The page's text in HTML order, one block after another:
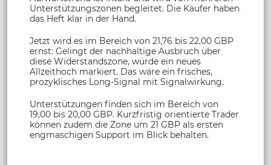
Unterstützungszonen begleitet. Die Käufer haben
das Heft klar in der Hand.
Jetzt wird es im Bereich von 21,76 bis 22,00 GBP
ernst: Gelingt der nachhaltige Ausbruch über
diese Widerstandszone, würde ein neues
Allzeithoch markiert. Das wäre ein frisches,
prozyklisches Long-Signal mit Signalwirkung.
Unterstützungen finden sich im Bereich von
19,00 bis 20,00 GBP. Kurzfristig orientierte Trader
können zudem die Zone um 21 GBP als ersten
engmaschigen Support im Blick behalten.